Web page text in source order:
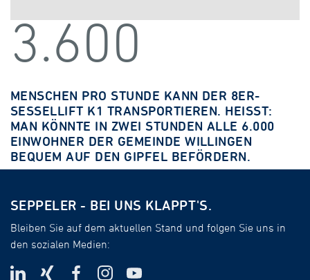
3.600
MENSCHEN PRO STUNDE KANN DER 8ER-
SESSELLIFT K1 TRANSPORTIEREN. HEISST: M
AN KÖNNTE IN ZWEI STUNDEN ALLE 6.000 E
INWOHNER DER GEMEINDE WILLINGEN B
EQUEM AUF DEN GIPFEL BEFÖRDERN.
SEPPELER - BEI UNS KLAPPT'S.
Bleiben Sie auf dem aktuellen Stand und folgen Sie uns in
den sozialen Medien: